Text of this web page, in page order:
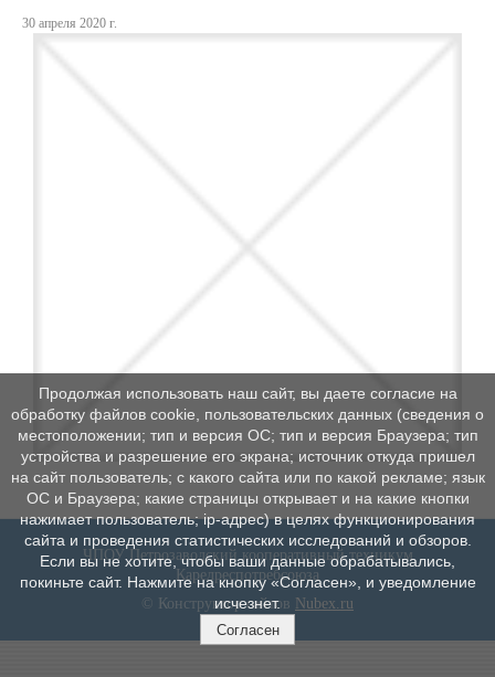
30 апреля 2020 г.
ЧПОУ Петрозаводский кооперативный техникум
Карелреспотребсоюза
© Конструктор сайтов Nubex.ru
Продолжая использовать наш сайт, вы даете согласие на
обработку файлов cookie, пользовательских данных (сведения о
местоположении; тип и версия ОС; тип и версия Браузера; тип
устройства и разрешение его экрана; источник откуда пришел
на сайт пользователь; с какого сайта или по какой рекламе; язык
ОС и Браузера; какие страницы открывает и на какие кнопки
нажимает пользователь; ip-адрес) в целях функционирования
сайта и проведения статистических исследований и обзоров.
Если вы не хотите, чтобы ваши данные обрабатывались,
покиньте сайт. Нажмите на кнопку «Согласен», и уведомление
исчезнет.
Согласен